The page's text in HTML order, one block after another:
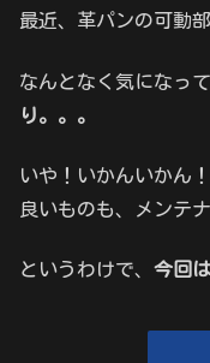
最近、革パンの可動
なんとなく気になっ
り。。。
いや！いかんいかん！
良いものも、メンテ
というわけで、 今回